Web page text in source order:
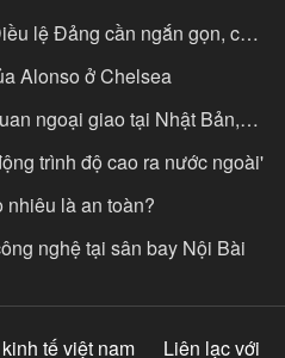
lệ Đảng cần ngắn gọn, có
Alonso ở Chelsea
ngoại giao tại Nhật Bản,
trình độ cao ra nước ngoài'
nhiêu là an toàn?
nghệ tại sân bay Nội Bài
kinh tế việt nam Liên lạc với